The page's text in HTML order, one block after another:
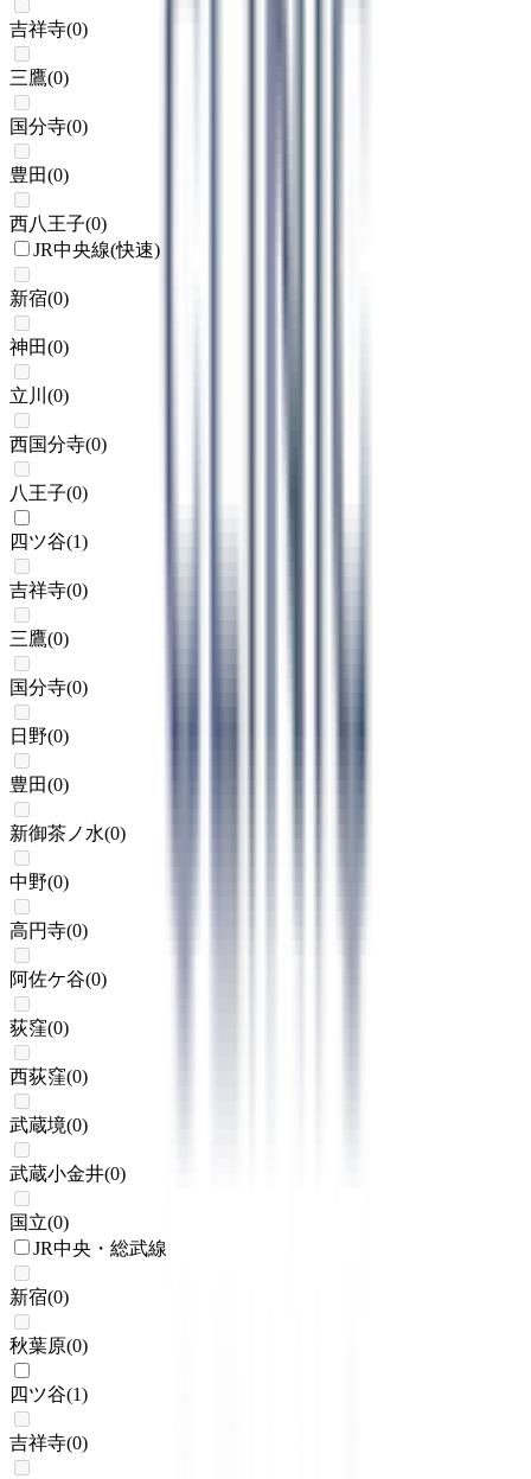
吉祥寺(0)
三鷹(0)
国分寺(0)
豊田(0)
西八王子(0)
JR中央線(快速)
新宿(0)
神田(0)
立川 (0)
西国分寺(0)
八王子(0)
四ツ谷(1)
吉祥寺(0)
三鷹(0)
国分寺(0)
日野(0)
豊田(0)
新御茶ノ水(0)
中野(0)
高円寺(0)
阿佐ケ谷(0)
荻窪(0)
西荻窪(0)
武蔵境(0)
武蔵小金井(0)
国立(0)
JR中央・総武線
新宿(0)
秋葉原(0)
四ツ谷(1)
吉祥寺(0)